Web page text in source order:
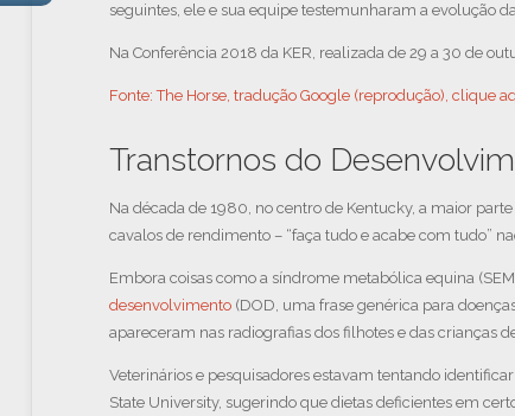
seguintes, ele e sua equipe testemunharam a evolução
Na Conferência 2018 da KER, realizada de 29 a 30 de
Fonte: The Horse, tradução Google (reprodução), clique
Transtornos do
Na década de 1980, no centro de Kentucky, a maior
cavalos de rendimento – “faça tudo e acabe com tudo”
Embora coisas como a síndrome metabólica equina
desenvolvimento (DOD, uma frase genérica para
apareceram nas radiografias dos filhotes e das crianças
Veterinários e pesquisadores estavam tentando
State University, sugerindo que dietas deficientes em